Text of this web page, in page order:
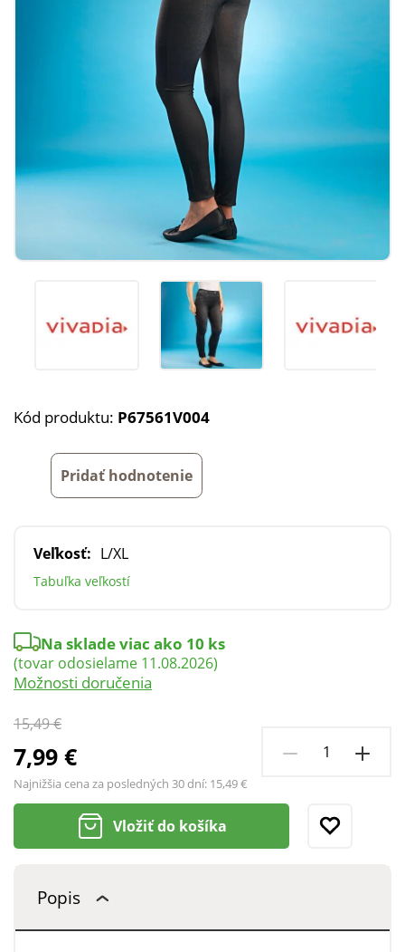
Kód produktu: P67561V004
Pridať hodnotenie
Veľkosť: L/XL
Tabuľka veľkostí
15,49 €
7,99 €
Najnižšia cena za posledných 30 dní: 15,49 €
Na sklade viac ako 10 ks
(tovar odosielame 11.08.2026)
Možnosti doručenia
Vložiť do košíka
Popis